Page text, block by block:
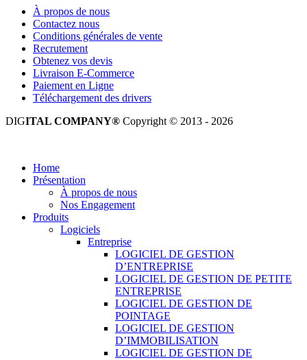
À propos de nous
Contactez nous
Conditions générales de vente
Recrutement
Obtenez vos devis
Livraison E-Commerce
Paiement en Ligne
Téléchargement des drivers
DIGITAL COMPANY® Copyright © 2013 - 2026
Home
Présentation
À propos de nous
Nos Engagement
Produits
Logiciels
Entreprise
LOGICIEL DE GESTION
D’ENTREPRISE
LOGICIEL DE GESTION DE PETITE
ENTREPRISE
LOGICIEL DE GESTION DE
POINTAGE
LOGICIEL DE GESTION
D’IMMOBILISATION
LOGICIEL DE GESTION DE